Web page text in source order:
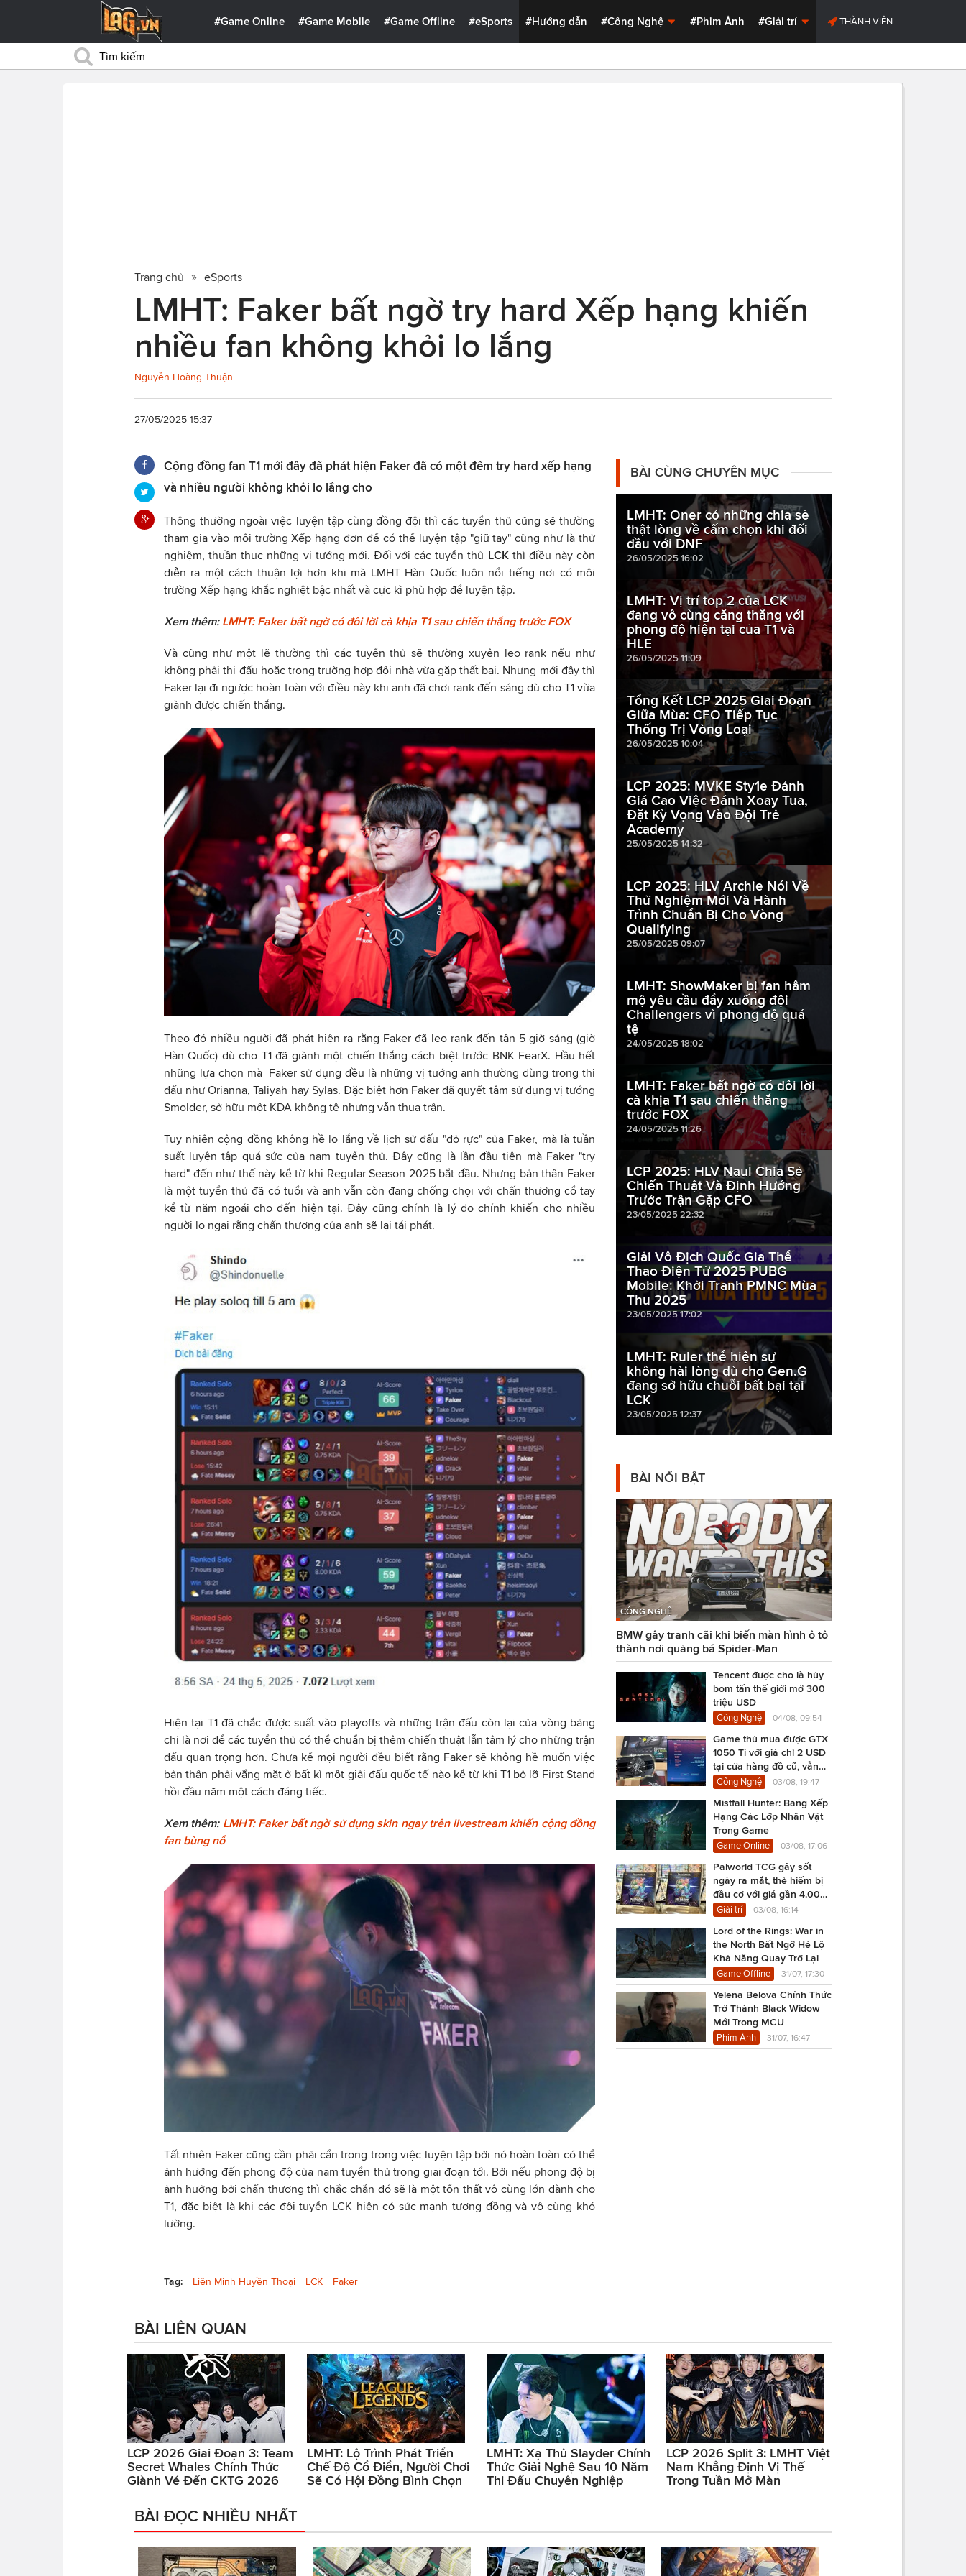
#Game Online #Game Mobile #Game Offline #eSports #Hướng dẫn #Công Nghệ #Phim Ảnh #Giải trí THÀNH VIÊN
Trang chủ eSports
LMHT: Faker bất ngờ try hard Xếp hạng khiến
nhiều fan không khỏi lo lắng
Nguyễn Hoàng Thuận
27/05/2025 15:37
Cộng đồng fan T1 mới đây đã phát hiện Faker đã có một đêm try hard xếp hạng
và nhiều người không khỏi lo lắng cho
Thông thường ngoài việc luyện tập cùng đồng đội thì các tuyển thủ cũng sẽ thường
tham gia vào môi trường Xếp hạng đơn để có thể luyện tập "giữ tay" cũng như là thử
nghiệm, thuần thục những vị tướng mới. Đối với các tuyển thủ LCK thì điều này còn
diễn ra một cách thuận lợi hơn khi mà LMHT Hàn Quốc luôn nổi tiếng nơi có môi
trường Xếp hạng khắc nghiệt bậc nhất và cực kì phù hợp để luyện tập.
Xem thêm: LMHT: Faker bất ngờ có đôi lời cà khịa T1 sau chiến thắng trước FOX
Và cũng như một lẽ thường thì các tuyển thủ sẽ thường xuyên leo rank nếu như
không phải thi đấu hoặc trong trường hợp đội nhà vừa gặp thất bại. Nhưng mới đây thì
Faker lại đi ngược hoàn toàn với điều này khi anh đã chơi rank đến sáng dù cho T1 vừa
giành được chiến thắng.
Theo đó nhiều người đã phát hiện ra rằng Faker đã leo rank đến tận 5 giờ sáng (giờ
Hàn Quốc) dù cho T1 đã giành một chiến thắng cách biệt trước BNK FearX. Hầu hết
những lựa chọn mà Faker sử dụng đều là những vị tướng anh thường dùng trong thi
đấu như Orianna, Taliyah hay Sylas. Đặc biệt hơn Faker đã quyết tâm sử dụng vị tướng
Smolder, sở hữu một KDA không tệ nhưng vẫn thua trận.
Tuy nhiên cộng đồng không hề lo lắng về lịch sử đấu "đỏ rực" của Faker, mà là tuần
suất luyện tập quá sức của nam tuyển thủ. Đây cũng là lần đầu tiên mà Faker "try
hard" đến như thế này kể từ khi Regular Season 2025 bắt đầu. Nhưng bản thân Faker
là một tuyển thủ đã có tuổi và anh vẫn còn đang chống chọi với chấn thương cổ tay
kể từ năm ngoái cho đến hiện tại. Đây cũng chính là lý do chính khiến cho nhiều
người lo ngại rằng chấn thương của anh sẽ lại tái phát.
Hiện tại T1 đã chắc được suất vào playoffs và những trận đấu còn lại của vòng bảng
chỉ là nơi để các tuyển thủ có thể chuẩn bị thêm chiến thuật lẫn tâm lý cho những trận
đấu quan trọng hơn. Chưa kể mọi người đều biết rằng Faker sẽ không hề muốn việc
bản thân phải vắng mặt ở bất kì một giải đấu quốc tế nào kể từ khi T1 bỏ lỡ First Stand
hồi đầu năm một cách đáng tiếc.
Xem thêm: LMHT: Faker bất ngờ sử dụng skin ngay trên livestream khiến cộng đồng
fan bùng nổ
Tất nhiên Faker cũng cần phải cẩn trong trong việc luyện tập bởi nó hoàn toàn có thể
ảnh hưởng đến phong độ của nam tuyển thủ trong giai đoạn tới. Bởi nếu phong độ bị
ảnh hưởng bởi chấn thương thì chắc chắn đó sẽ là một tổn thất vô cùng lớn dành cho
T1, đặc biệt là khi các đội tuyển LCK hiện có sức mạnh tương đồng và vô cùng khó
lường.
Tag: Liên Minh Huyền Thoại LCK Faker
BÀI CÙNG CHUYÊN MỤC
LMHT: Oner có những chia sẻ
thật lòng về cấm chọn khi đối
đầu với DNF
26/05/2025 16:02
LMHT: Vị trí top 2 của LCK
đang vô cùng căng thẳng với
phong độ hiện tại của T1 và
HLE
26/05/2025 11:09
Tổng Kết LCP 2025 Giai Đoạn
Giữa Mùa: CFO Tiếp Tục
Thống Trị Vòng Loại
26/05/2025 10:04
LCP 2025: MVKE Sty1e Đánh
Giá Cao Việc Đánh Xoay Tua,
Đặt Kỳ Vọng Vào Đội Trẻ
Academy
25/05/2025 14:32
LCP 2025: HLV Archie Nói Về
Thử Nghiệm Mới Và Hành
Trình Chuẩn Bị Cho Vòng
Qualifying
25/05/2025 09:07
LMHT: ShowMaker bị fan hâm
mộ yêu cầu đẩy xuống đội
Challengers vì phong độ quá
tệ
24/05/2025 18:02
LMHT: Faker bất ngờ có đôi lời
cà khịa T1 sau chiến thắng
trước FOX
24/05/2025 11:26
LCP 2025: HLV Naul Chia Sẻ
Chiến Thuật Và Định Hướng
Trước Trận Gặp CFO
23/05/2025 22:32
Giải Vô Địch Quốc Gia Thể
Thao Điện Tử 2025 PUBG
Mobile: Khởi Tranh PMNC Mùa
Thu 2025
23/05/2025 17:02
LMHT: Ruler thể hiện sự
không hài lòng dù cho Gen.G
đang sở hữu chuỗi bất bại tại
LCK
23/05/2025 12:37
BÀI NỔI BẬT
CÔNG NGHỆ
BMW gây tranh cãi khi biến màn hình ô tô
thành nơi quảng bá Spider-Man
Tencent được cho là hủy
bom tấn thế giới mở 300
triệu USD
Công Nghệ 04/08, 09:54
Game thủ mua được GTX
1050 Ti với giá chỉ 2 USD
tại cửa hàng đồ cũ, vẫn
chạy Cyberpunk 2077
Công Nghệ 03/08, 19:47
Mistfall Hunter: Bảng Xếp
Hạng Các Lớp Nhân Vật
Trong Game
Game Online 03/08, 17:06
Palworld TCG gây sốt
ngày ra mắt, thẻ hiếm bị
đầu cơ với giá gần 4.000
USD
Giải trí 03/08, 16:14
Lord of the Rings: War in
the North Bất Ngờ Hé Lộ
Khả Năng Quay Trở Lại
Game Offline 31/07, 17:30
Yelena Belova Chính Thức
Trở Thành Black Widow
Mới Trong MCU
Phim Ảnh 31/07, 16:47
BÀI LIÊN QUAN
LCP 2026 Giai Đoạn 3: Team
Secret Whales Chính Thức
Giành Vé Đến CKTG 2026
LMHT: Lộ Trình Phát Triển
Chế Độ Cổ Điển, Người Chơi
Sẽ Có Hội Đồng Bình Chọn
LMHT: Xạ Thủ Slayder Chính
Thức Giải Nghệ Sau 10 Năm
Thi Đấu Chuyên Nghiệp
LCP 2026 Split 3: LMHT Việt
Nam Khẳng Định Vị Thế
Trong Tuần Mở Màn
BÀI ĐỌC NHIỀU NHẤT